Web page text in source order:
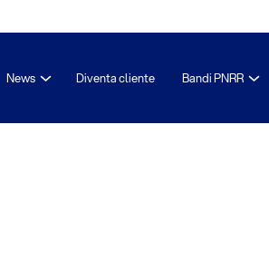
News Diventa cliente Bandi PNRR